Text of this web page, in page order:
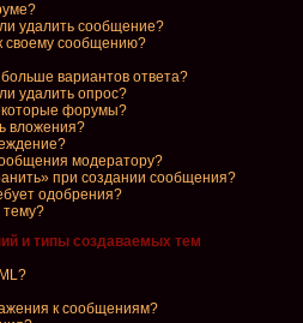
удалить сообщение?
своему сообщению?
вариантов ответа?
удалить опрос?
форумы?
вложения?
модератору?
при создании сообщения?
одобрения?
тему?
и типы создаваемых тем
к сообщениям?